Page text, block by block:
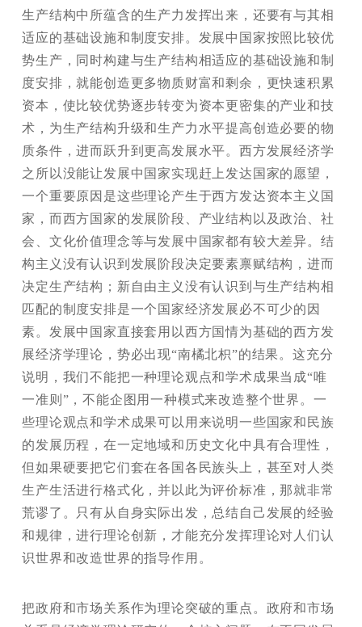
生产结构中所蕴含的生产力发挥出来，还要有与其相
适应的基础设施和制度安排。发展中国家按照比较优
势生产，同时构建与生产结构相适应的基础设施和制
度安排，就能创造更多物质财富和剩余，更快速积累
资本，使比较优势逐步转变为资本更密集的产业和技
术，为生产结构升级和生产力水平提高创造必要的物
质条件，进而跃升到更高发展水平。西方发展经济学
之所以没能让发展中国家实现赶上发达国家的愿望，
一个重要原因是这些理论产生于西方发达资本主义国
家，而西方国家的发展阶段、产业结构以及政治、社
会、文化价值理念等与发展中国家都有较大差异。结
构主义没有认识到发展阶段决定要素禀赋结构，进而
决定生产结构；新自由主义没有认识到与生产结构相
匹配的制度安排是一个国家经济发展必不可少的因
素。发展中国家直接套用以西方国情为基础的西方发
展经济学理论，势必出现“南橘北枳”的结果。这充分
说明，我们不能把一种理论观点和学术成果当成“唯
一准则”，不能企图用一种模式来改造整个世界。一
些理论观点和学术成果可以用来说明一些国家和民族
的发展历程，在一定地域和历史文化中具有合理性，
但如果硬要把它们套在各国各民族头上，甚至对人类
生产生活进行格式化，并以此为评价标准，那就非常
荒谬了。只有从自身实际出发，总结自己发展的经验
和规律，进行理论创新，才能充分发挥理论对人们认
识世界和改造世界的指导作用。
把政府和市场关系作为理论突破的重点。政府和市场